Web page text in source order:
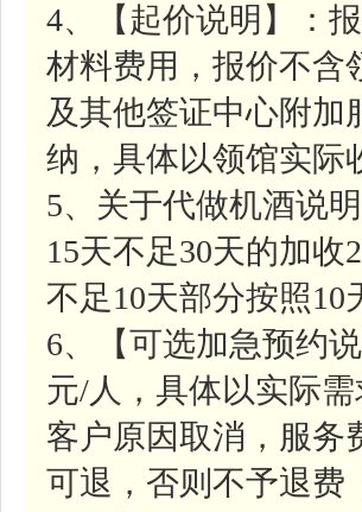
4、【起价说明】：
材料费用，报价不含
及其他签证中心附加
纳，具体以领馆实际
5、关于代做机酒说
15天不足30天的加收
不足10天部分按照10
6、【可选加急预约
元/人，具体以实际
客户原因取消，服务
可退，否则不予退费